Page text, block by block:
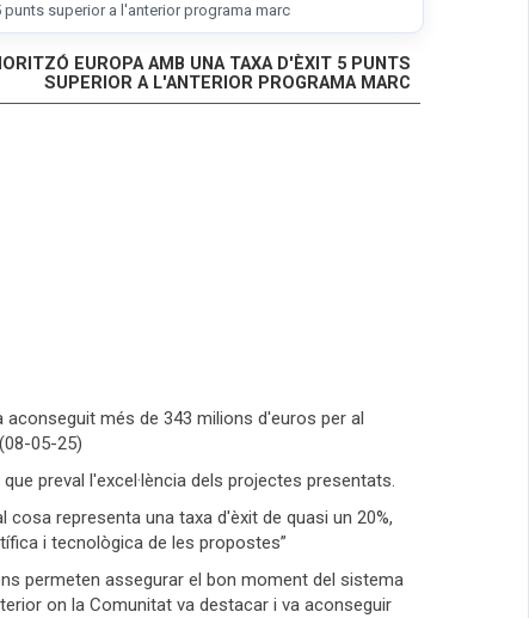
superior a l'anterior programa marc
EUROPA AMB UNA TAXA D'ÈXIT 5 PUNTS
SUPERIOR A L'ANTERIOR PROGRAMA MARC
més de 343 milions d'euros per al
05-25)
preval l'excel·lència dels projectes presentats.
representa una taxa d'èxit de quasi un 20%,
i tecnològica de les propostes”
permeten assegurar el bon moment del sistema
on la Comunitat va destacar i va aconseguir